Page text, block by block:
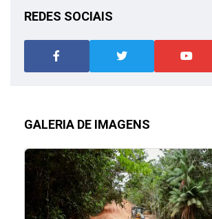
REDES SOCIAIS
GALERIA DE IMAGENS